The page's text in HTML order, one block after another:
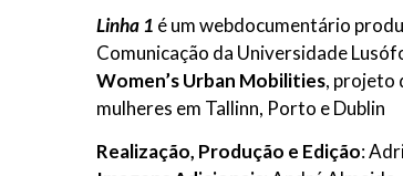
Linha 1 é um webdocumentário
Comunicação da Universidade
Women’s Urban Mobilities, projeto
mulheres em Tallinn, Porto e Dublin
Realização, Produção e Edição: